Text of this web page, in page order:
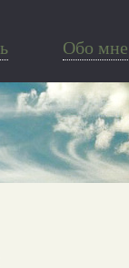
Обо мне